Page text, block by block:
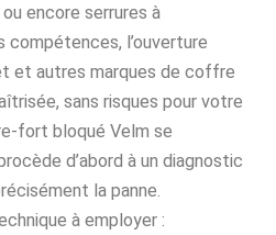
encore serrures à
compétences, l’ouverture
et autres marques de coffre
sans risques pour votre
fort bloqué Velm se
d’abord à un diagnostic
la panne.
à employer :